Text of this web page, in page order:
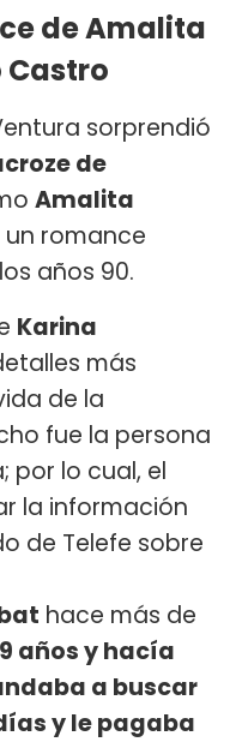
de Amalita
Castro
sorprendió
de
Amalita
romance
años 90.
Karina
más
de la
fue la persona
por lo cual, el
la información
de Telefe sobre
hace más de
años y hacía
a buscar
y le pagaba